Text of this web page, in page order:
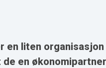
en liten
de en